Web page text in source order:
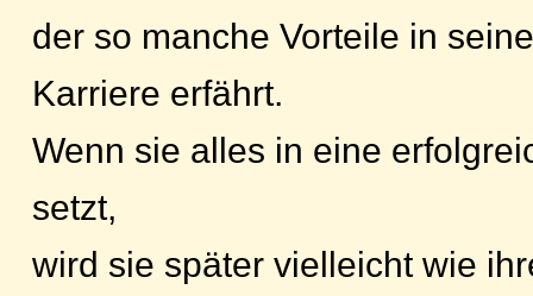
der so manche Vorteile in
Karriere erfährt.
Wenn sie alles in eine
setzt,
wird sie später vielleicht wie